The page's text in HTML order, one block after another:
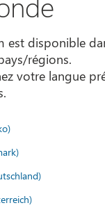
est disponible
régions.
votre langue